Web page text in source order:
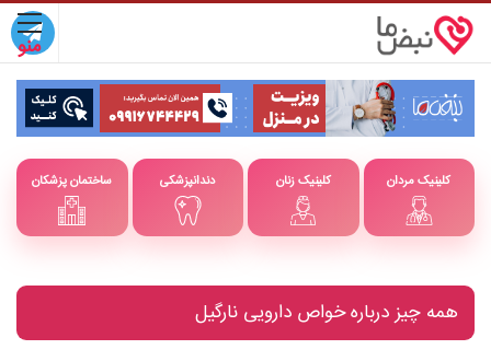
ساختمان پزشکان دندانپزشکی کلینیک زنان کلینیک مردان
همه چیز درباره خواص دارویی نارگیل